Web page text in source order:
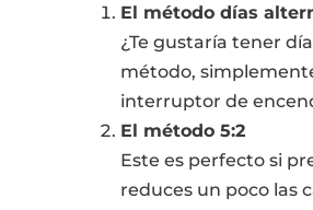
El método días
¿Te gustaría tener
método,
interruptor de
El método 5:2
Este es perfecto si
reduces un poco las